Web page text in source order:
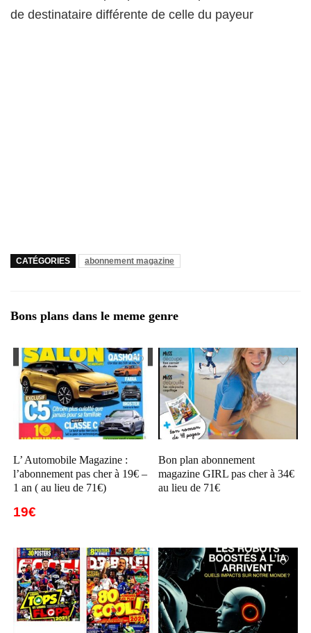
de destinataire différente de celle du payeur
CATÉGORIES abonnement magazine
Bons plans dans le meme genre
L’ Automobile Magazine :
l’abonnement pas cher à 19€ –
1 an ( au lieu de 71€)
19€
Bon plan abonnement
magazine GIRL pas cher à 34€
au lieu de 71€